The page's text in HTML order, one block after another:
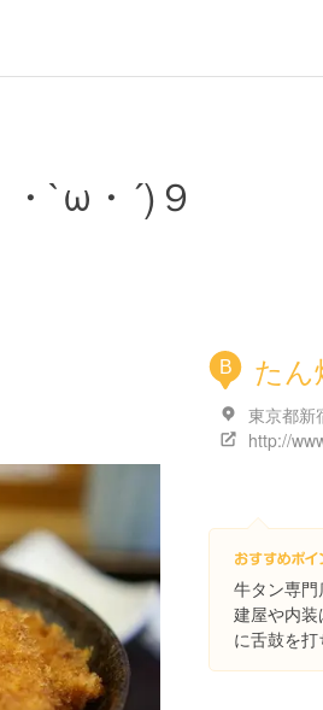
`ω・´)９
B たん
http://
牛タン専門
建屋や内
に舌鼓を打